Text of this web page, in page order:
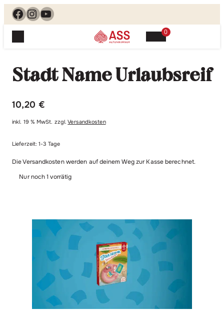
Facebook
Instagram
YouTube
0
Spielkarten
Klassische Spiele
Lernspiele
Service
Shop
Shopübersicht
Alle Produkte im Überblick
Kontakt
Suchen, finden, spielen. Jetzt & hier.
nach:
Stadt Name Urlaubsreif
10,20 €
inkl. 19 % MwSt. zzgl.Versandkosten
Lieferzeit:1-3 Tage
Die Versandkosten werden auf deinem Weg zur Kasse berechnet.
Nur noch 1 vorrätig